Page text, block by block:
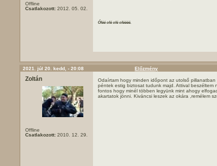
Offline
Csatlakozott: 2012. 05. 02.
Óléé olé olé oléééé.
2021. júl 20. kedd, - 20:08 Előzmény
Zoltán
Offline
Csatlakozott: 2010. 12. 29.
Odaírtam hogy minden időpont az utolső
péntek estig biztosat tudunk majd. Attival beszéltem
fontos hogy minél többen legyünk mint ahogy
akartatok jönni. Kiváncsi leszek az okára ,remélem